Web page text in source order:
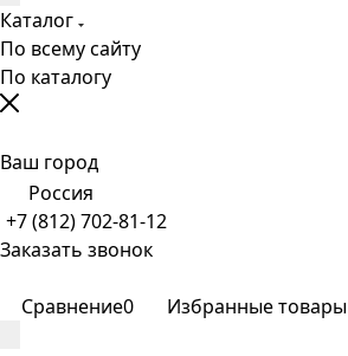
Каталог
По всему сайту
По каталогу
Ваш город
Россия
+7 (812) 702-81-12
Заказать звонок
Сравнение0 Избранные товары